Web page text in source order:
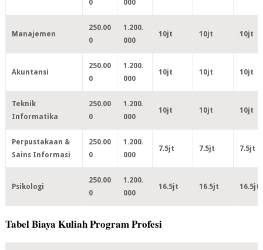
0
000
Manajemen
250.00
0
1.200.
000
10jt 10jt 10jt
Akuntansi
250.00
0
1.200.
000
10jt 10jt 10jt
Teknik
Informatika
250.00
0
1.200.
000
10jt 10jt 10jt
Perpustakaan &
Sains Informasi
250.00
0
1.200.
000
7.5jt 7.5jt 7.5jt
Psikologi
250.00
0
1.200.
000
16.5jt 16.5jt 16.5jt
Tabel Biaya Kuliah Program Profesi